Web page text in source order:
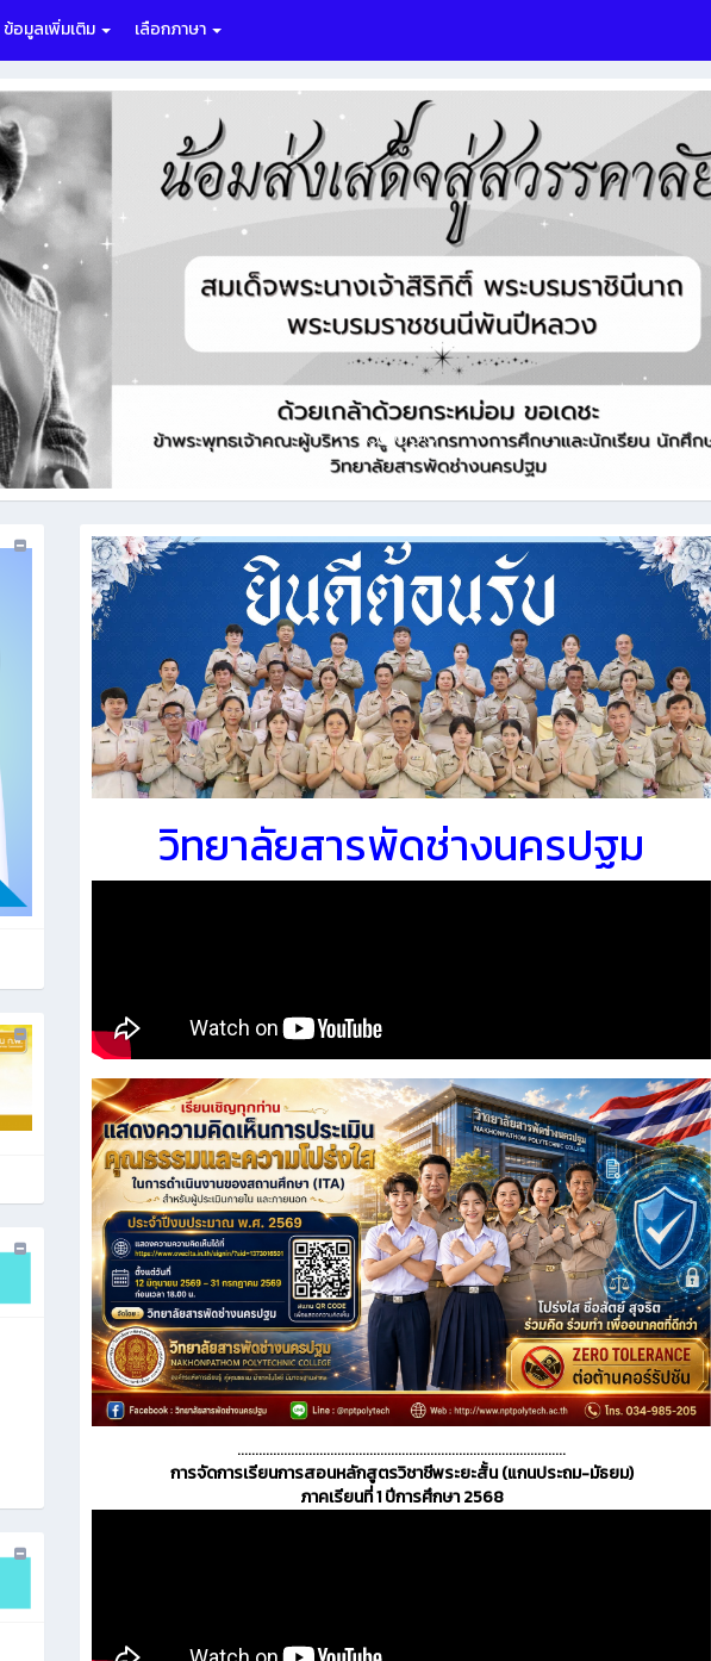
ข้อมูลเพิ่มเติม เลือกภาษา
วิทยาลัยสารพัดช่างนครปฐม
............................................................................................
การจัดการเรียนการสอนหลักสูตรวิชาชีพระยะสั้น (แกนประถม-มัธยม)
ภาคเรียนที่ 1 ปีการศึกษา 2568